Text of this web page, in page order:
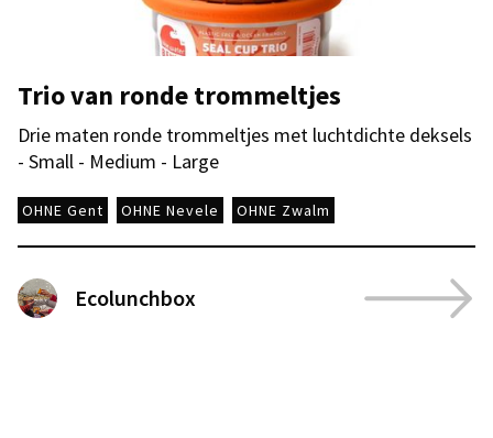
Trio van ronde trommeltjes
Drie maten ronde trommeltjes met luchtdichte deksels
- Small - Medium - Large
OHNE Gent OHNE Nevele OHNE Zwalm
Ecolunchbox